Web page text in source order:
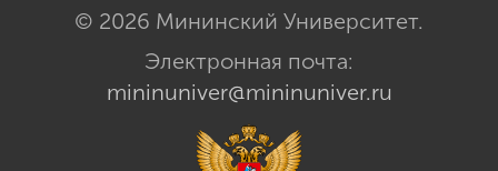
© 2026 Мининский Университет.
Электронная почта:
mininuniver@mininuniver.ru